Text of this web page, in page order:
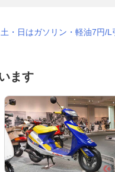
・日はガソリン・軽油7円/
ます